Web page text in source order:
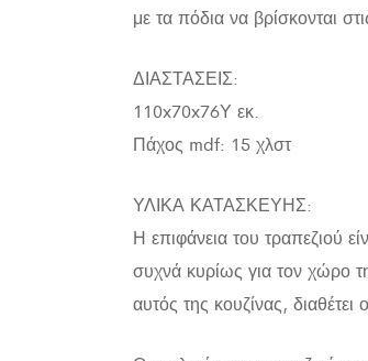
με τα πόδια να βρίσκονται
ΔΙΑΣΤΑΣΕΙΣ:
110x70x76Υ εκ.
Πάχος mdf: 15 χλστ
ΥΛΙΚΑ ΚΑΤΑΣΚΕΥΗΣ:
Η επιφάνεια του τραπεζιού
συχνά κυρίως για τον χώρο
αυτός της κουζίνας, διαθέτει